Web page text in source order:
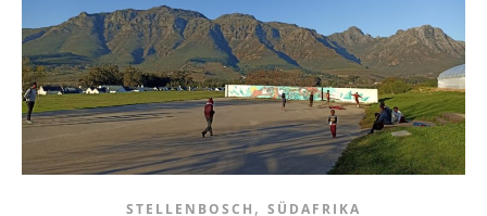
STELLENBOSCH , SÜDAFRIKA